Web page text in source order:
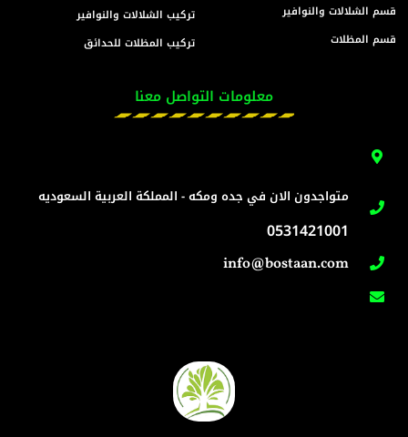
قسم الشلالات والنوافير
قسم المظلات
تركيب الشلالات والنوافير
تركيب المظلات للحدائق
معلومات التواصل معنا
متواجدون الان في جده ومكه - المملكة العربية السعوديه
0531421001
info@bostaan.com